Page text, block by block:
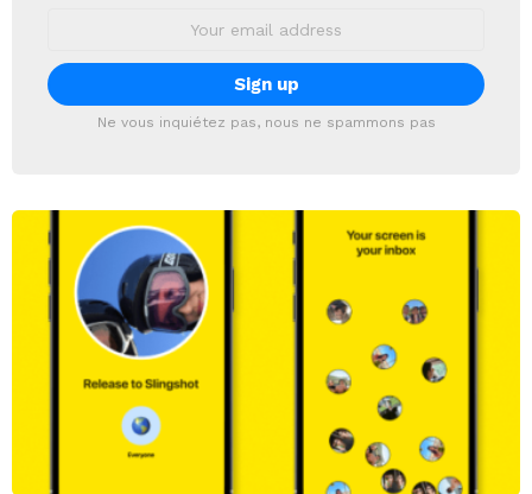
Ne vous inquiétez pas, nous ne spammons pas